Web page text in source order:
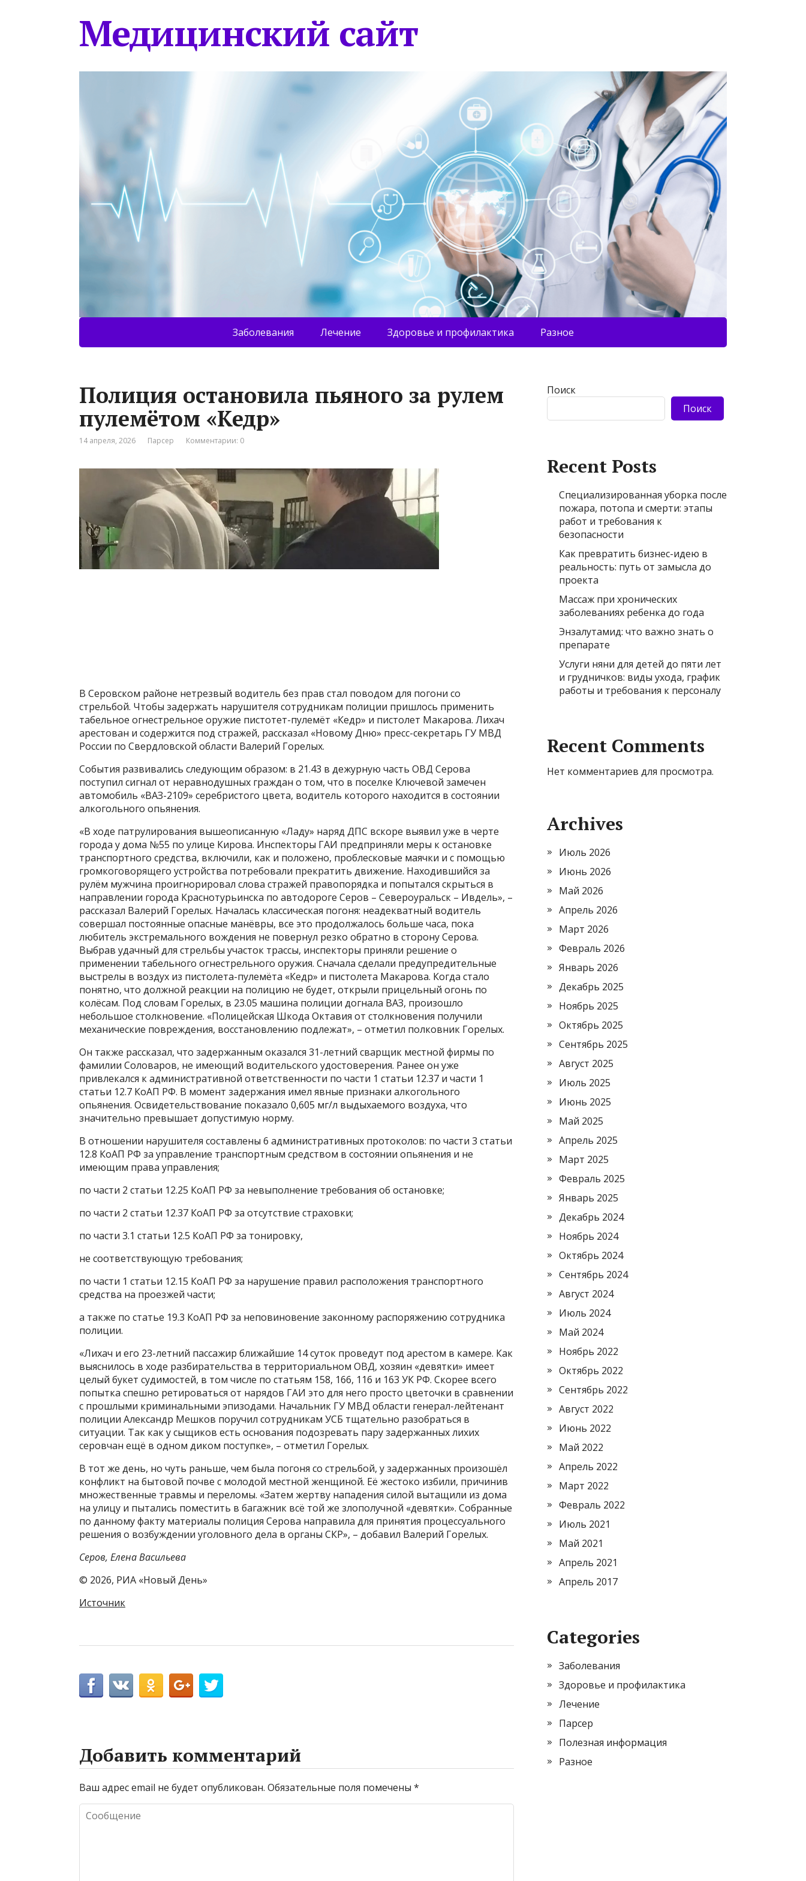
Медицинский сайт
Заболевания Лечение Здоровье и профилактика Разное
Полиция остановила пьяного за рулем
пулемётом «Кедр»
14 апреля, 2026 Парсер Комментарии: 0
В Серовском районе нетрезвый водитель без прав стал поводом для погони со
стрельбой. Чтобы задержать нарушителя сотрудникам полиции пришлось применить
табельное огнестрельное оружие пистотет-пулемёт «Кедр» и пистолет Макарова. Лихач
арестован и содержится под стражей, рассказал «Новому Дню» пресс-секретарь ГУ МВД
России по Свердловской области Валерий Горелых.
События развивались следующим образом: в 21.43 в дежурную часть ОВД Серова
поступил сигнал от неравнодушных граждан о том, что в поселке Ключевой замечен
автомобиль «ВАЗ-2109» серебристого цвета, водитель которого находится в состоянии
алкогольного опьянения.
«В ходе патрулирования вышеописанную «Ладу» наряд ДПС вскоре выявил уже в черте
города у дома №55 по улице Кирова. Инспекторы ГАИ предприняли меры к остановке
транспортного средства, включили, как и положено, проблесковые маячки и с помощью
громкоговорящего устройства потребовали прекратить движение. Находившийся за
рулём мужчина проигнорировал слова стражей правопорядка и попытался скрыться в
направлении города Краснотурьинска по автодороге Серов – Североуральск – Ивдель», –
рассказал Валерий Горелых. Началась классическая погоня: неадекватный водитель
совершал постоянные опасные манёвры, все это продолжалось больше часа, пока
любитель экстремального вождения не повернул резко обратно в сторону Серова.
Выбрав удачный для стрельбы участок трассы, инспекторы приняли решение о
применении табельного огнестрельного оружия. Сначала сделали предупредительные
выстрелы в воздух из пистолета-пулемёта «Кедр» и пистолета Макарова. Когда стало
понятно, что должной реакции на полицию не будет, открыли прицельный огонь по
колёсам. Под словам Горелых, в 23.05 машина полиции догнала ВАЗ, произошло
небольшое столкновение. «Полицейская Шкода Октавия от столкновения получили
механические повреждения, восстановлению подлежат», – отметил полковник Горелых.
Он также рассказал, что задержанным оказался 31-летний сварщик местной фирмы по
фамилии Соловаров, не имеющий водительского удостоверения. Ранее он уже
привлекался к административной ответственности по части 1 статьи 12.37 и части 1
статьи 12.7 КоАП РФ. В момент задержания имел явные признаки алкогольного
опьянения. Освидетельствование показало 0,605 мг/л выдыхаемого воздуха, что
значительно превышает допустимую норму.
В отношении нарушителя составлены 6 административных протоколов: по части 3 статьи
12.8 КоАП РФ за управление транспортным средством в состоянии опьянения и не
имеющим права управления;
по части 2 статьи 12.25 КоАП РФ за невыполнение требования об остановке;
по части 2 статьи 12.37 КоАП РФ за отсутствие страховки;
по части 3.1 статьи 12.5 КоАП РФ за тонировку,
не соответствующую требования;
по части 1 статьи 12.15 КоАП РФ за нарушение правил расположения транспортного
средства на проезжей части;
а также по статье 19.3 КоАП РФ за неповиновение законному распоряжению сотрудника
полиции.
«Лихач и его 23-летний пассажир ближайшие 14 суток проведут под арестом в камере. Как
выяснилось в ходе разбирательства в территориальном ОВД, хозяин «девятки» имеет
целый букет судимостей, в том числе по статьям 158, 166, 116 и 163 УК РФ. Скорее всего
попытка спешно ретироваться от нарядов ГАИ это для него просто цветочки в сравнении
с прошлыми криминальными эпизодами. Начальник ГУ МВД области генерал-лейтенант
полиции Александр Мешков поручил сотрудникам УСБ тщательно разобраться в
ситуации. Так как у сыщиков есть основания подозревать пару задержанных лихих
серовчан ещё в одном диком поступке», – отметил Горелых.
В тот же день, но чуть раньше, чем была погоня со стрельбой, у задержанных произошёл
конфликт на бытовой почве с молодой местной женщиной. Её жестоко избили, причинив
множественные травмы и переломы. «Затем жертву нападения силой вытащили из дома
на улицу и пытались поместить в багажник всё той же злополучной «девятки». Собранные
по данному факту материалы полиция Серова направила для принятия процессуального
решения о возбуждении уголовного дела в органы СКР», – добавил Валерий Горелых.
Серов, Елена Васильева
© 2026, РИА «Новый День»
Источник
Добавить комментарий
Ваш адрес email не будет опубликован. Обязательные поля помечены *
Поиск
Поиск
Recent Posts
Специализированная уборка после
пожара, потопа и смерти: этапы
работ и требования к
безопасности
Как превратить бизнес-идею в
реальность: путь от замысла до
проекта
Массаж при хронических
заболеваниях ребенка до года
Энзалутамид: что важно знать о
препарате
Услуги няни для детей до пяти лет
и грудничков: виды ухода, график
работы и требования к персоналу
Recent Comments
Нет комментариев для просмотра.
Archives
Июль 2026
Июнь 2026
Май 2026
Апрель 2026
Март 2026
Февраль 2026
Январь 2026
Декабрь 2025
Ноябрь 2025
Октябрь 2025
Сентябрь 2025
Август 2025
Июль 2025
Июнь 2025
Май 2025
Апрель 2025
Март 2025
Февраль 2025
Январь 2025
Декабрь 2024
Ноябрь 2024
Октябрь 2024
Сентябрь 2024
Август 2024
Июль 2024
Май 2024
Ноябрь 2022
Октябрь 2022
Сентябрь 2022
Август 2022
Июнь 2022
Май 2022
Апрель 2022
Март 2022
Февраль 2022
Июль 2021
Май 2021
Апрель 2021
Апрель 2017
Categories
Заболевания
Здоровье и профилактика
Лечение
Парсер
Полезная информация
Разное